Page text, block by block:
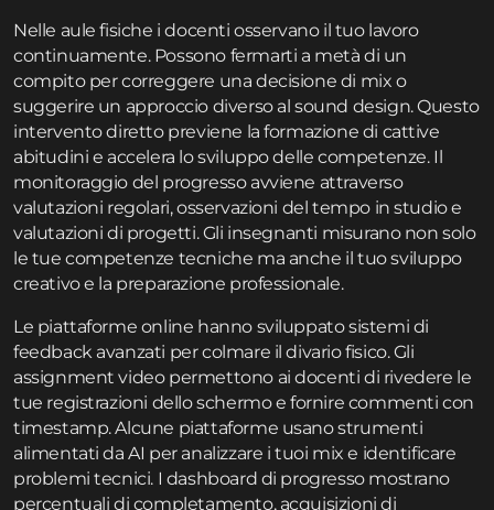
Nelle aule fisiche i docenti osservano il tuo lavoro
continuamente. Possono fermarti a metà di un
compito per correggere una decisione di mix o
suggerire un approccio diverso al sound design. Questo
intervento diretto previene la formazione di cattive
abitudini e accelera lo sviluppo delle competenze. Il
monitoraggio del progresso avviene attraverso
valutazioni regolari, osservazioni del tempo in studio e
valutazioni di progetti. Gli insegnanti misurano non solo
le tue competenze tecniche ma anche il tuo sviluppo
creativo e la preparazione professionale.
Le piattaforme online hanno sviluppato sistemi di
feedback avanzati per colmare il divario fisico. Gli
assignment video permettono ai docenti di rivedere le
tue registrazioni dello schermo e fornire commenti con
timestamp. Alcune piattaforme usano strumenti
alimentati da AI per analizzare i tuoi mix e identificare
problemi tecnici. I dashboard di progresso mostrano
percentuali di completamento, acquisizioni di